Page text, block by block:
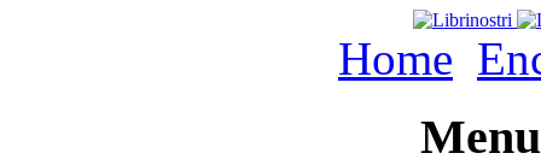
Home